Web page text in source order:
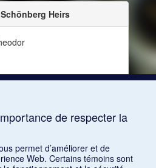
Heirs
vol. 8, no 2 (janvier 1931)
de respecter la
permet d’améliorer et de
Web. Certains témoins sont